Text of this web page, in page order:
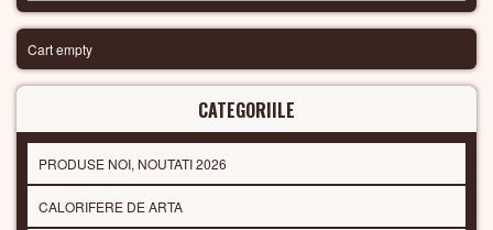
Cart empty
CATEGORIILE
PRODUSE NOI, NOUTATI 2026
CALORIFERE DE ARTA